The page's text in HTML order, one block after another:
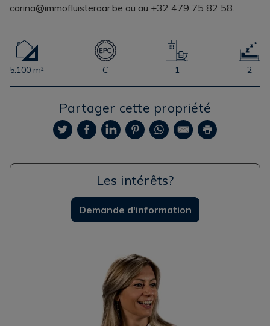
carina@immofluisteraar.be ou au +32 479 75 82 58.
5.100 m² C 1 2
Partager cette propriété
Les intérêts?
Demande d'information